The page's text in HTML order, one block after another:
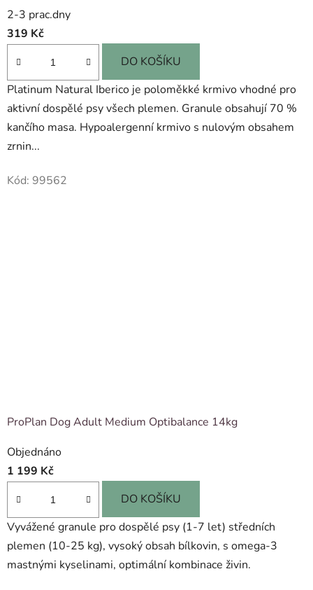
2-3 prac.dny
319 Kč
DO KOŠÍKU
Platinum Natural Iberico je poloměkké krmivo vhodné pro
aktivní dospělé psy všech plemen. Granule obsahují 70 %
kančího masa. Hypoalergenní krmivo s nulovým obsahem
zrnin...
Kód: 99562
ProPlan Dog Adult Medium Optibalance 14kg
Objednáno
1 199 Kč
DO KOŠÍKU
Vyvážené granule pro dospělé psy (1-7 let) středních
plemen (10-25 kg), vysoký obsah bílkovin, s omega-3
mastnými kyselinami, optimální kombinace živin.